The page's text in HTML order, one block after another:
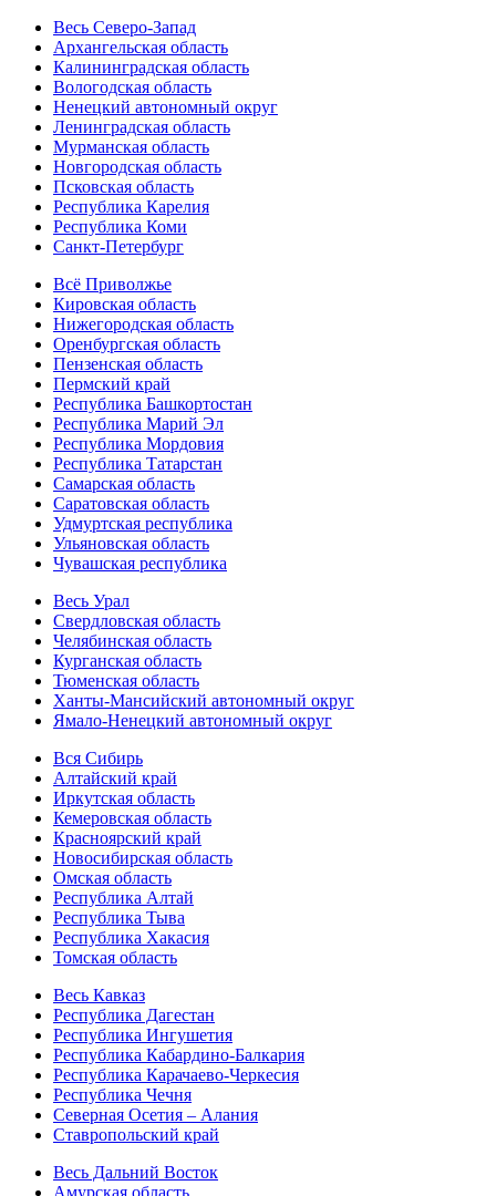
Весь Северо-Запад
Архангельская область
Калининградская область
Вологодская область
Ненецкий автономный округ
Ленинградская область
Мурманская область
Новгородская область
Псковская область
Республика Карелия
Республика Коми
Санкт-Петербург
Всё Приволжье
Кировская область
Нижегородская область
Оренбургская область
Пензенская область
Пермский край
Республика Башкортостан
Республика Марий Эл
Республика Мордовия
Республика Татарстан
Самарская область
Саратовская область
Удмуртская республика
Ульяновская область
Чувашская республика
Весь Урал
Свердловская область
Челябинская область
Курганская область
Тюменская область
Ханты-Мансийский автономный округ
Ямало-Ненецкий автономный округ
Вся Сибирь
Алтайский край
Иркутская область
Кемеровская область
Красноярский край
Новосибирская область
Омская область
Республика Алтай
Республика Тыва
Республика Хакасия
Томская область
Весь Кавказ
Республика Дагестан
Республика Ингушетия
Республика Кабардино-Балкария
Республика Карачаево-Черкесия
Республика Чечня
Северная Осетия – Алания
Ставропольский край
Весь Дальний Восток
Амурская область